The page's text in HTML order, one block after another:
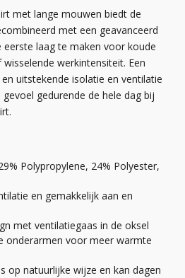
met lange mouwen biedt de
met een geavanceerd
laag te maken voor koude
werkintensiteit. Een
uitstekende isolatie en ventilatie
gedurende de hele dag bij
Polypropylene, 24% Polyester,
en gemakkelijk aan en
met ventilatiegaas in de oksel
onderarmen voor meer warmte
op natuurlijke wijze en kan dagen